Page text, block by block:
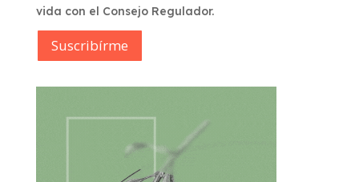
vida con el Consejo Regulador.
Suscribírme